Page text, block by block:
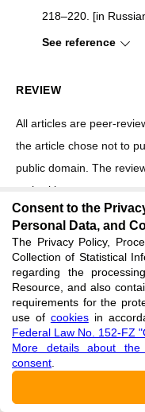
218–220. [in
See reference
REVIEW
All articles are peer-
the article chose not to
public domain. The
authorities upon request.
AUTHOR
Ishmukhametova
ORCID:
0000-0001-9603-654X
Affiliation
Institute of History,
Consent to the
Personal Data, and
The Privacy Policy,
Collection of Statistical
regarding the
Resource, and also
requirements for the
use of cookiesin
Federal Law No. 152-FZ
More details about
consent